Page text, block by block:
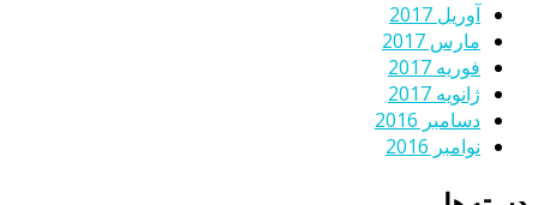
آوریل 2017
مارس 2017
فوریه 2017
ژانویه 2017
دسامبر 2016
نوامبر 2016